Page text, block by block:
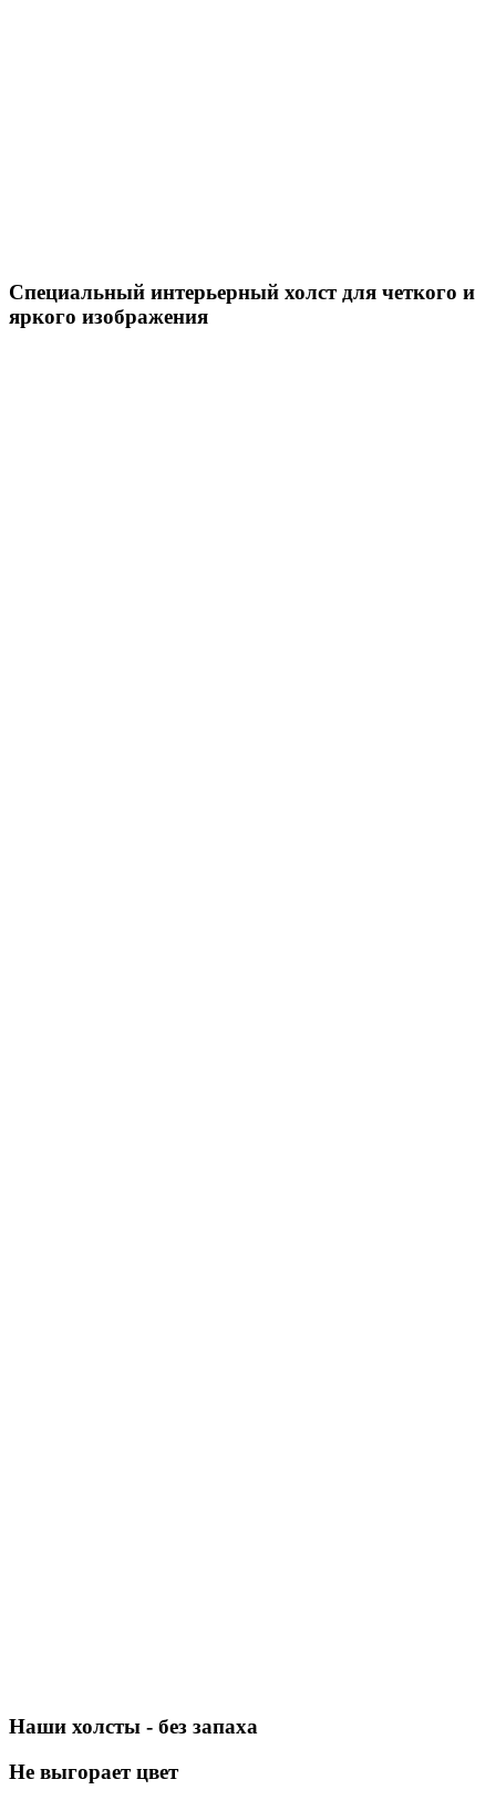
Специальный интерьерный холст для четкого и
яркого изображения
Наши холсты - без запаха
Не выгорает цвет